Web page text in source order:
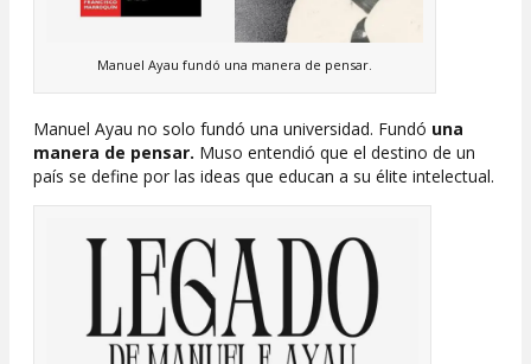
Manuel Ayau fundó una manera de pensar.
Manuel Ayau no solo fundó una universidad. Fundó una
manera de pensar. Muso entendió que el destino de un
país se define por las ideas que educan a su élite intelectual.